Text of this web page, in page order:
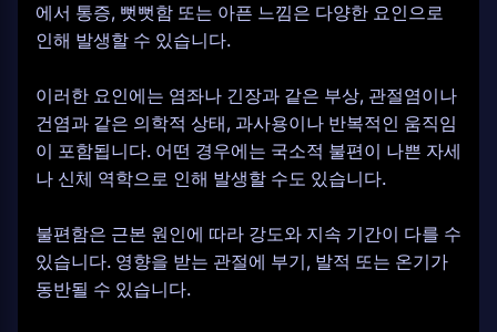
에서 통증, 뻣뻣함 또는 아픈 느낌은 다양한 요인으로
인해 발생할 수 있습니다.
이러한 요인에는 염좌나 긴장과 같은 부상, 관절염이나
건염과 같은 의학적 상태, 과사용이나 반복적인 움직임
이 포함됩니다. 어떤 경우에는 국소적 불편이 나쁜 자세
나 신체 역학으로 인해 발생할 수도 있습니다.
불편함은 근본 원인에 따라 강도와 지속 기간이 다를 수
있습니다. 영향을 받는 관절에 부기, 발적 또는 온기가
동반될 수 있습니다.